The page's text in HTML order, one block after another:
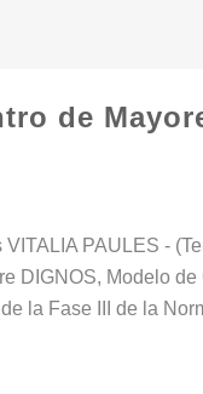
de
PAULES -
DIGNOS, Modelo
la Fase III de la